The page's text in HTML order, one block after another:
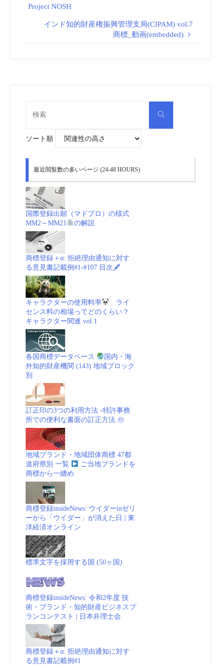
Project NOSH
インド知的財産権振興管理支局(CIPAM) vol.7
商標_動画(embedded)
検
ソート順
最近閲覧数の多いページ (24-48 HOURS)
国際登録出願（マドプロ）の様式
MM2～MM21
の解説
商標登録＋α: 拒絶理由通知に対す
る意見書記載例#1-#107 目次🖋
キャラクターの使用料率
ライ
センス料の相場ってどのくらい？
キャラクター関連 vol.1
各国商標データベース
国内・海
外知的財産機関 (143) 地域ブロック
別
訂正印の3つの利用方法 -特許事務
所での便利な書面の訂正方法 ㊞
地域ブランド・地域団体商標 47都
道府県別 一覧
ご当地ブランドを
商標から一纏め
商標登録insideNews: ウイダーinゼリ
ーから「ウイダー」が消えた日 | 東
洋経済オンライン
標準文字を採用する国 (50ヶ国)
商標登録insideNews: 令和2年度 技
術・ブランド・知的財産ビジネスプ
ランコンテスト | 日本弁理士会
商標登録＋α: 拒絶理由通知に対す
る意見書記載例#1